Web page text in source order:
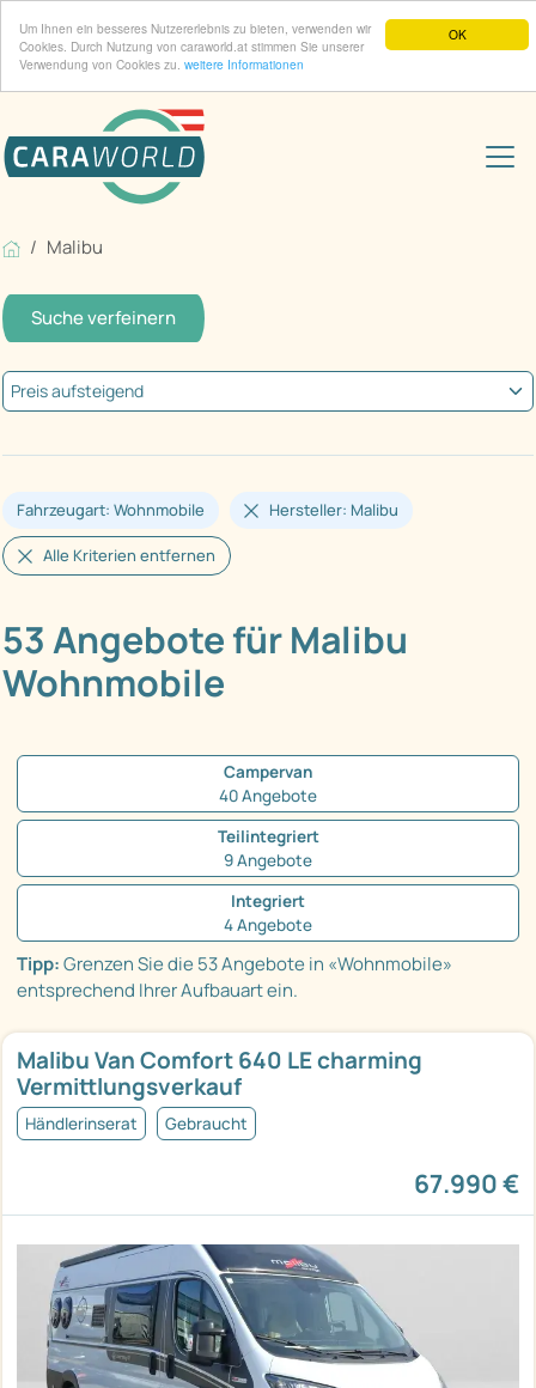
OK
Um Ihnen ein besseres Nutzererlebnis zu bieten, verwenden wir
Cookies. Durch Nutzung von caraworld.at stimmen Sie unserer
Verwendung von Cookies zu. weitere Informationen
Malibu
Suche verfeinern
Fahrzeugart: Wohnmobile Hersteller: Malibu
Alle Kriterien entfernen
53 Angebote für Malibu
Wohnmobile
Campervan
40 Angebote
Teilintegriert
9 Angebote
Integriert
4 Angebote
Tipp:Grenzen Sie die 53 Angebote in «Wohnmobile»
entsprechend Ihrer Aufbauart ein.
Malibu Van Comfort 640 LE charming
Vermittlungsverkauf
Händlerinserat Gebraucht
67.990 €